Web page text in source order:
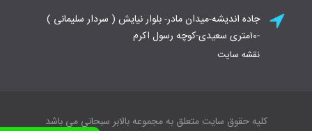
جاده اندیشه-میدان مادر- بلوار نیایش ( سردار سلیمانی )
-۱۰متری سعیدی-کوچه رسول اکرم
نقشه سایت
کلیه حقوق سایت متعلق به مجموعه بالابر سبحانی می باشد